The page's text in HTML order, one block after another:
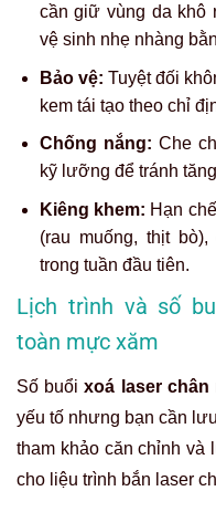
cần giữ vùng da khô
vệ sinh nhẹ nhàng
Bảo vệ: Tuyệt đối
kem tái tạo theo chỉ
Chống nắng: Che
kỹ lưỡng để tránh
Kiêng khem: Hạn
(rau muống, thịt
trong tuần đầu tiên.
Lịch trình và số
toàn mực xăm
Số buổixoá laser chân
yếu tố nhưng bạn cần
tham khảo căn chỉnh
cho liệu trình bắn laser